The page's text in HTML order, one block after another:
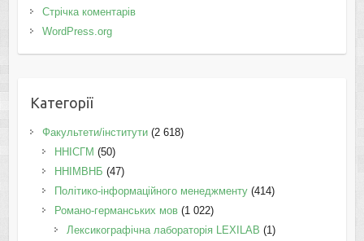
Стрічка коментарів
WordPress.org
Категорії
Факультети/інститути(2 618)
ННІСГМ (50)
ННІМВНБ (47)
Політико-інформаційного менеджменту(414)
Романо-германських мов(1 022)
Лексикографічна лабораторія LEXILAB (1)